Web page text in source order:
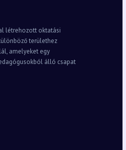
létrehozott oktatási
területhez
amelyeket egy
álló csapat